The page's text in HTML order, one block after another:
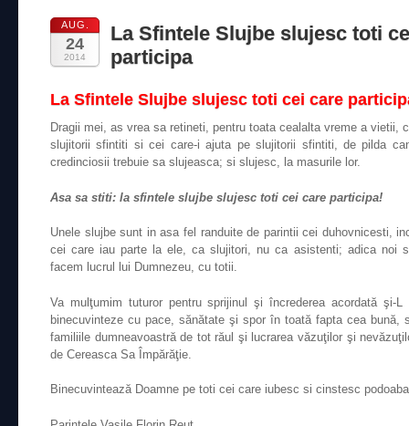
AUG.
24
2014
La Sfintele Slujbe slujesc toti
participa
La Sfintele Slujbe slujesc toti cei care
Dragii mei, as vrea sa retineti, pentru toata cealalta vreme a vietii,
slujitorii sfintiti si cei care-i ajuta pe slujitorii sfintiti, de pilda
credinciosii trebuie sa slujeasca; si slujesc, la masurile lor.
Asa sa stiti: la sfintele slujbe slujesc toti cei care participa!
Unele slujbe sunt in asa fel randuite de parintii cei duhovnicesti,
cei care iau parte la ele, ca slujitori, nu ca asistenti; adica noi
facem lucrul lui Dumnezeu, cu totii.
Va mulţumim tuturor pentru sprijinul şi încrederea acordată şi-
binecuvinteze cu pace, sănătate şi spor în toată fapta cea bună,
familiile dumneavoastră de tot răul şi lucrarea văzuţilor şi
de Cereasca Sa Împărăţie.
Binecuvintează Doamne pe toti cei care iubesc si cinstesc